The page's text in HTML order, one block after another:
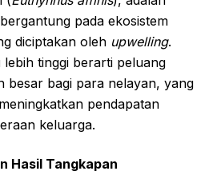
pada ekosistem
diciptakan oleh upwelling.
lebih tinggi berarti peluang
besar bagi para nelayan, yang
pendapatan
keluarga.
Hasil Tangkapan